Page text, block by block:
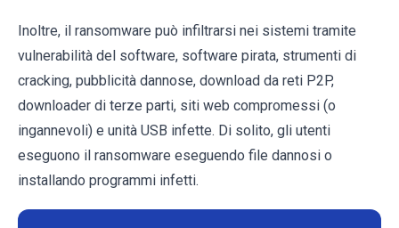
Inoltre, il ransomware può infiltrarsi nei sistemi tramite
vulnerabilità del software, software pirata, strumenti di
cracking, pubblicità dannose, download da reti P2P,
downloader di terze parti, siti web compromessi (o
ingannevoli) e unità USB infette. Di solito, gli utenti
eseguono il ransomware eseguendo file dannosi o
installando programmi infetti.